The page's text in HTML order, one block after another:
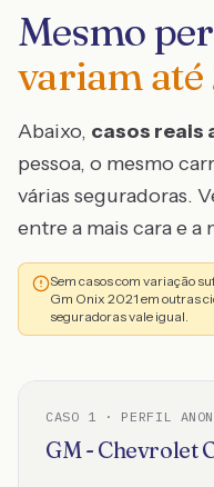
Mesmo
variam até
Abaixo, casos reais
pessoa, o mesmo
várias seguradoras.
entre a mais cara e a
Sem casos com variação
Gm Onix 2021 em outras
seguradoras vale igual.
CASO 1 · PERFIL
GM - Chevrolet